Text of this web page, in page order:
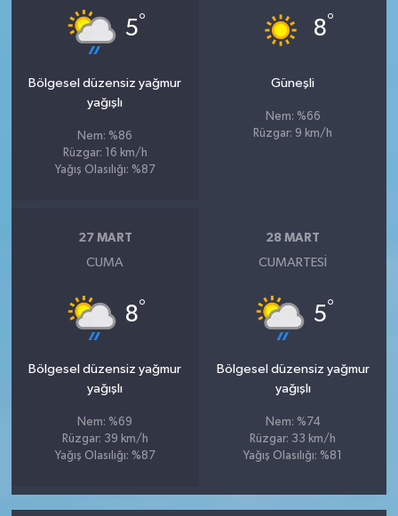
5°
Bölgesel düzensiz yağmur
yağışlı
Nem: %86
Rüzgar: 16 km/h
Yağış Olasılığı: %87
8°
Güneşli
Nem: %66
Rüzgar: 9 km/h
27 MART
CUMA
8°
Bölgesel düzensiz yağmur
yağışlı
Nem: %69
Rüzgar: 39 km/h
Yağış Olasılığı: %87
28 MART
CUMARTESI
5°
Bölgesel düzensiz yağmur
yağışlı
Nem: %74
Rüzgar: 33 km/h
Yağış Olasılığı: %81